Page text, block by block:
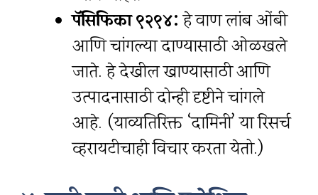
पॅसिफिका ९२९४:हे वाण लांब ओंबी
आणि चांगल्या दाण्यासाठी ओळखले
जाते. हे देखील खाण्यासाठी आणि
उत्पादनासाठी दोन्ही दृष्टीने चांगले
आहे. (याव्यतिरिक्त ‘दामिनी’ या रिसर्च
व्हरायटीचाही विचार करता येतो.)